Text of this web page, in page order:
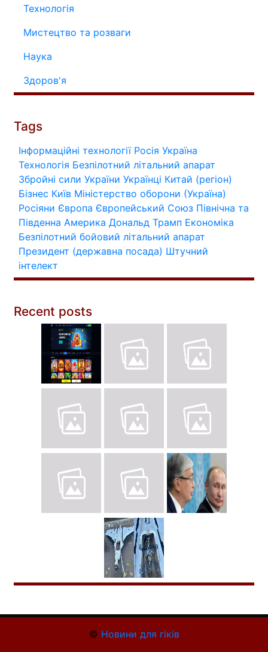
Технологія
Мистецтво та розваги
Наука
Здоров'я
Tags
Інформаційні технології Росія Україна
Технологія Безпілотний літальний апарат
Збройні сили України Українці Китай (регіон)
Бізнес Київ Міністерство оборони (Україна)
Росіяни Європа Європейський Союз Північна та
Південна Америка Дональд Трамп Економіка
Безпілотний бойовий літальний апарат
Президент (державна посада) Штучний
інтелект
Recent posts
© Новини для гіків